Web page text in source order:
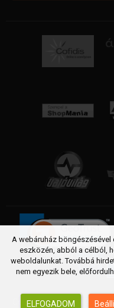
Copyright © 2005 - 2026
A webáruház
eszközén, abból a célból,
weboldalunkat. Továbbá
nem egyezik bele,
ELFOGADOM